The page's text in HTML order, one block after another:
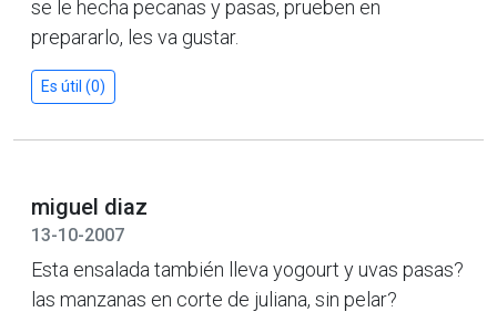
se le hecha pecanas y pasas, prueben en
prepararlo, les va gustar.
Es útil (0)
miguel diaz
13-10-2007
Esta ensalada también lleva yogourt y uvas pasas?
las manzanas en corte de juliana, sin pelar?